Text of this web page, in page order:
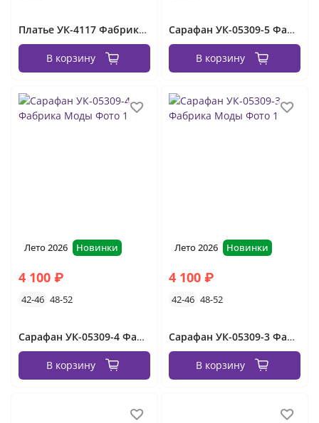
Платье УК-4117 Фабрика Моды
В корзину
Сарафан УК-05309-5 Фабрика Моды
В корзину
Лето 2026 Новинки
4 100 ₽
42-46 48-52
Сарафан УК-05309-4 Фабрика Моды
В корзину
Лето 2026 Новинки
4 100 ₽
42-46 48-52
Сарафан УК-05309-3 Фабрика Моды
В корзину